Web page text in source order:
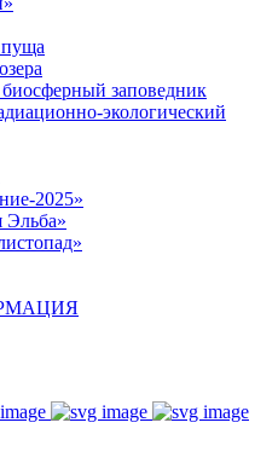
пуща
заповедник
экологический
2025»
Эльба»